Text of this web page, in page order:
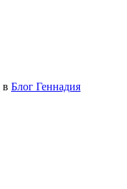
в Блог Геннадия